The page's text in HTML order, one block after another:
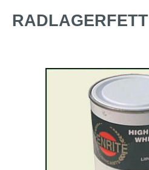
RADLAGERFETT